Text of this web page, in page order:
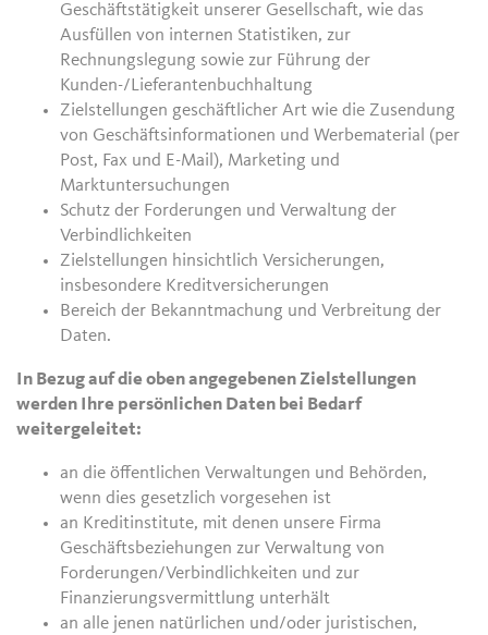
Geschäftstätigkeit unserer Gesellschaft, wie das
Ausfüllen von internen Statistiken, zur
Rechnungslegung sowie zur Führung der
Kunden-/Lieferantenbuchhaltung
Zielstellungen geschäftlicher Art wie die Zusendung
von Geschäftsinformationen und Werbematerial (per
Post, Fax und E-Mail), Marketing und
Marktuntersuchungen
Schutz der Forderungen und Verwaltung der
Verbindlichkeiten
Zielstellungen hinsichtlich Versicherungen,
insbesondere Kreditversicherungen
Bereich der Bekanntmachung und Verbreitung der
Daten.
In Bezug auf die oben angegebenen Zielstellungen
werden Ihre persönlichen Daten bei Bedarf
weitergeleitet:
an die öffentlichen Verwaltungen und Behörden,
wenn dies gesetzlich vorgesehen ist
an Kreditinstitute, mit denen unsere Firma
Geschäftsbeziehungen zur Verwaltung von
Forderungen/Verbindlichkeiten und zur
Finanzierungsvermittlung unterhält
an alle jenen natürlichen und/oder juristischen,